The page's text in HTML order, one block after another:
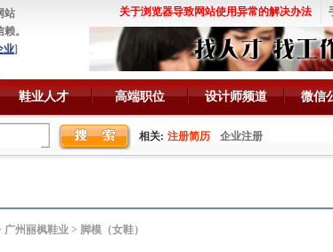
站
。
业]
关于浏览器导致网站使用异常的解决办法
鞋业人才 高端职位 设计师频道 微信
相关: 注册简历 企业注册
广州丽枫鞋业 > 脚模（女鞋）